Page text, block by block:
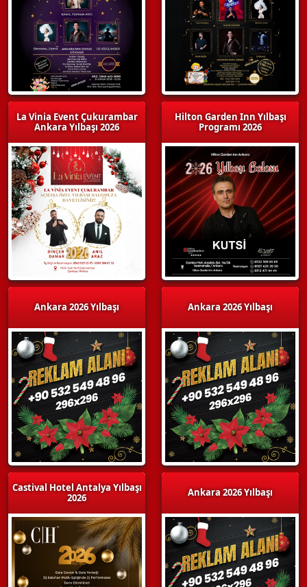
La Vinia Event Çukurambar
Ankara Yılbaşı 2026
Ankara 2026 Yılbaşı
Castival Hotel Antalya Yılbaşı
2026
Hilton Garden Inn Yılbaşı
Programı 2026
Ankara 2026 Yılbaşı
Ankara 2026 Yılbaşı